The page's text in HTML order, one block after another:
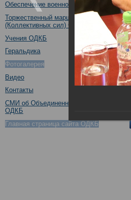
Обеспечение военной безопасности
Торжественный марш Войск
(Коллективных сил) ОДКБ
Учения ОДКБ
Геральдика
Фотогалерея
Видео
Контакты
СМИ об Объединенном штабе
ОДКБ
Главная страница сайта ОДКБ